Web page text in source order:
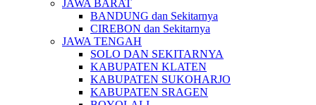
JAWA BARAT
BANDUNG dan Sekitarnya
CIREBON dan Sekitarnya
JAWA TENGAH
SOLO DAN SEKITARNYA
KABUPATEN KLATEN
KABUPATEN SUKOHARJO
KABUPATEN SRAGEN